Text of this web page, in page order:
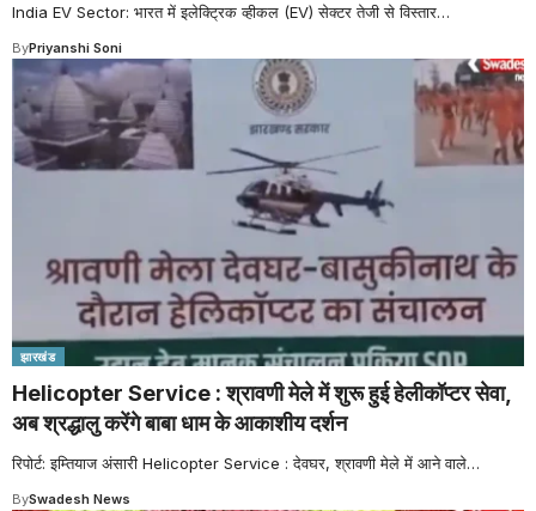
India EV Sector: भारत में इलेक्ट्रिक व्हीकल (EV) सेक्टर तेजी से विस्तार…
ByPriyanshi Soni
झारखंड
Helicopter Service : श्रावणी मेले में शुरू हुई हेलीकॉप्टर सेवा,
अब श्रद्धालु करेंगे बाबा धाम के आकाशीय दर्शन
रिपोर्ट: इम्तियाज अंसारी Helicopter Service : देवघर, श्रावणी मेले में आने वाले…
BySwadesh News